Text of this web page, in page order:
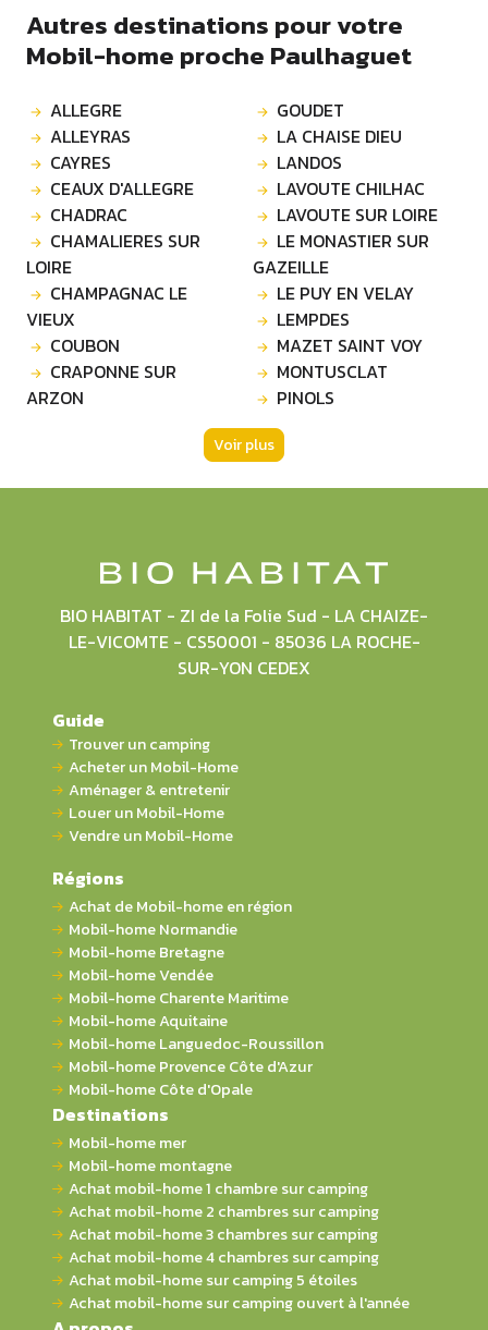
Autres destinations pour votre
Mobil-home proche Paulhaguet
ALLEGRE
ALLEYRAS
CAYRES
CEAUX D'ALLEGRE
CHADRAC
CHAMALIERES SUR
LOIRE
CHAMPAGNAC LE
VIEUX
COUBON
CRAPONNE SUR
ARZON
GOUDET
LA CHAISE DIEU
LANDOS
LAVOUTE CHILHAC
LAVOUTE SUR LOIRE
LE MONASTIER SUR
GAZEILLE
LE PUY EN VELAY
LEMPDES
MAZET SAINT VOY
MONTUSCLAT
PINOLS
Voir plus
BIO HABITAT - ZI de la Folie Sud - LA CHAIZE-
LE-VICOMTE - CS50001 - 85036 LA ROCHE-
SUR-YON CEDEX
Guide
Trouver un camping
Acheter un Mobil-Home
Aménager & entretenir
Louer un Mobil-Home
Vendre un Mobil-Home
Régions
Achat de Mobil-home en région
Mobil-home Normandie
Mobil-home Bretagne
Mobil-home Vendée
Mobil-home Charente Maritime
Mobil-home Aquitaine
Mobil-home Languedoc-Roussillon
Mobil-home Provence Côte d'Azur
Mobil-home Côte d'Opale
Destinations
Mobil-home mer
Mobil-home montagne
Achat mobil-home 1 chambre sur camping
Achat mobil-home 2 chambres sur camping
Achat mobil-home 3 chambres sur camping
Achat mobil-home 4 chambres sur camping
Achat mobil-home sur camping 5 étoiles
Achat mobil-home sur camping ouvert à l'année